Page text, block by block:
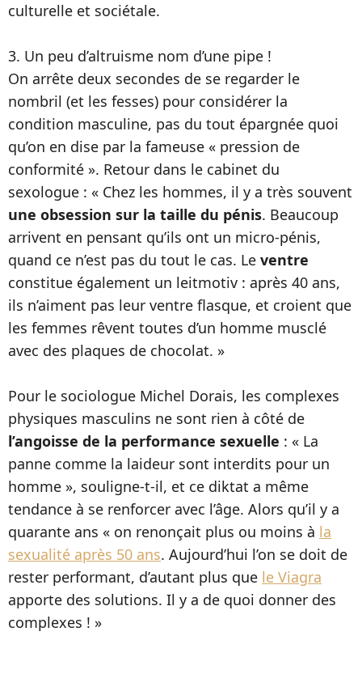
culturelle et sociétale.
3. Un peu d’altruisme nom d’une pipe !
On arrête deux secondes de se regarder le
nombril (et les fesses) pour considérer la
condition masculine, pas du tout épargnée quoi
qu’on en dise par la fameuse « pression de
conformité ». Retour dans le cabinet du
sexologue : « Chez les hommes, il y a très souvent
une obsession sur la taille du pénis. Beaucoup
arrivent en pensant qu’ils ont un micro-pénis,
quand ce n’est pas du tout le cas. Le ventre
constitue également un leitmotiv : après 40 ans,
ils n’aiment pas leur ventre flasque, et croient que
les femmes rêvent toutes d’un homme musclé
avec des plaques de chocolat. »
Pour le sociologue Michel Dorais, les complexes
physiques masculins ne sont rien à côté de
l’angoisse de la performance sexuelle : « La
panne comme la laideur sont interdits pour un
homme », souligne-t-il, et ce diktat a même
tendance à se renforcer avec l’âge. Alors qu’il y a
quarante ans « on renonçait plus ou moins à la
sexualité après 50 ans. Aujourd’hui l’on se doit de
rester performant, d’autant plus que le Viagra
apporte des solutions. Il y a de quoi donner des
complexes ! »